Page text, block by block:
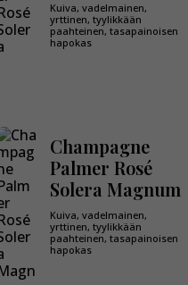
Kuiva, vadelmainen,
yrttinen, tyylikkään
paahteinen, tasapainoisen
hapokas
Champagne
Palmer Rosé
Solera Magnum
Kuiva, vadelmainen,
yrttinen, tyylikkään
paahteinen, tasapainoisen
hapokas